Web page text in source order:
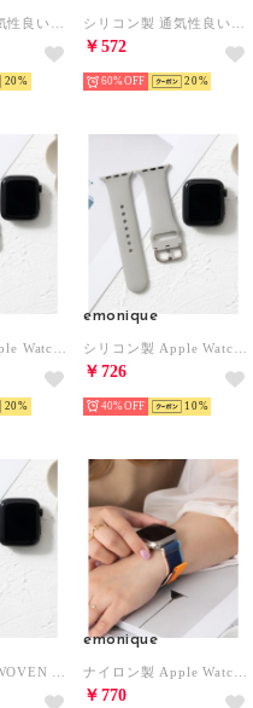
20
￥572
60% 20
20
emonique
￥726
40% 10
emonique
￥770